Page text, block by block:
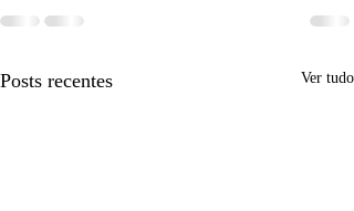
Posts recentes Ver tudo